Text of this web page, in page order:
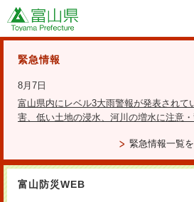
富山県
緊急情報
8月7日
富山県内にレベル3大雨警報が発表されて
害、低い土地の浸水、河川の増水に注意・
緊急情報一覧
富山防災WEB
テーマから探す